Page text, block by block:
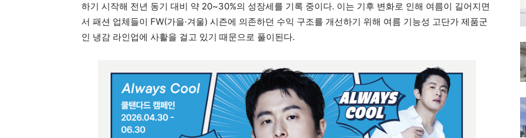
하기 시작해 전년 동기 대비 약 20~30%의 성장세를 기록 중이다. 이는 기후 변화로 인해 여름이 길어지면
서 패션 업체들이 FW(가을·겨울) 시즌에 의존하던 수익 구조를 개선하기 위해 여름 기능성 고단가 제품군
인 냉감 라인업에 사활을 걸고 있기 때문으로 풀이된다.